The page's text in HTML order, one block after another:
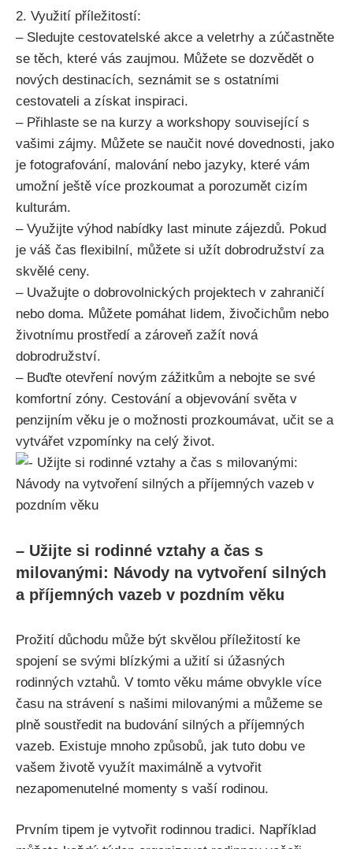
2. Využití příležitostí:
– Sledujte cestovatelské akce a veletrhy a zúčastněte
se těch, které vás zaujmou. Můžete se dozvědět o
nových destinacích, seznámit se s ostatními
cestovateli a získat inspiraci.
– Přihlaste se na kurzy a workshopy související s
vašimi zájmy. Můžete se naučit nové dovednosti, jako
je fotografování, malování nebo jazyky, které vám
umožní ještě více prozkoumat a porozumět cizím
kulturám.
– Využijte výhod nabídky last minute zájezdů. Pokud
je váš čas flexibilní, můžete si užít dobrodružství za
skvělé ceny.
– Uvažujte o dobrovolnických projektech v zahraničí
nebo doma. Můžete pomáhat lidem, živočichům nebo
životnímu prostředí a zároveň zažít nová
dobrodružství.
– Buďte otevření novým zážitkům a nebojte se své
komfortní zóny. Cestování a objevování světa v
penzijním věku je o možnosti prozkoumávat, učit se a
vytvářet vzpomínky na celý život.
– Užijte si rodinné vztahy a čas s
milovanými: Návody na vytvoření silných
a příjemných vazeb v pozdním věku
Prožití důchodu může být skvělou příležitostí ke
spojení se svými blízkými a užití si úžasných
rodinných vztahů. V tomto věku máme obvykle více
času na strávení s našimi milovanými a můžeme se
plně soustředit na budování silných a příjemných
vazeb. Existuje mnoho způsobů, jak tuto dobu ve
vašem životě využít maximálně a vytvořit
nezapomenutelné momenty s vaší rodinou.
Prvním tipem je vytvořit rodinnou tradici. Například